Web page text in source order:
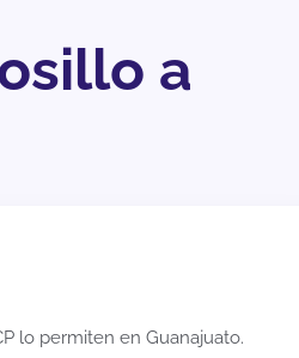
a
lo permiten en Guanajuato.